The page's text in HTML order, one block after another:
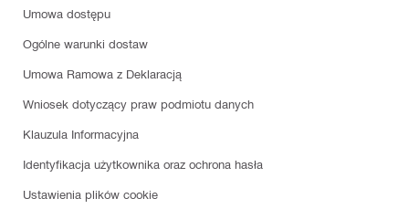
Umowa dostępu
Ogólne warunki dostaw
Umowa Ramowa z Deklaracją
Wniosek dotyczący praw podmiotu danych
Klauzula Informacyjna
Identyfikacja użytkownika oraz ochrona hasła
Ustawienia plików cookie